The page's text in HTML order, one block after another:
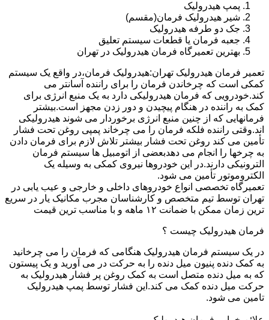
پمپ هیدرولیک
شیر هیدرولیک فرمان(مقسم)
جک دو طرفه هیدرولیک
جعبه فرمان یا قطعات سیستم تعلیق
بهترین تعمیرگاه فرمان هیدرولیک در تهران
تعمیر فرمان هیدرولیک تهران:هیدرولیک فرمان،در واقع یک سیستم
کمکی است که چرخاندن فرمان را برای راننده آسانتر می
کند.خودرویی که فرمان هیدرولیکی دارد به یک منبع انرژی برای
کمک به راننده در هنگام پیچیدن و دور زدن مجهز است.بیشتر
فرمانهایی که از چنین منبع انرژی برخوردار می شوند هیدرولیکی
اند.وقتی راننده فلکه فرمان را می چرخاند پمپی روغن تحت فشار
تأمین می کند روغن تحت فشار بیشتر تلاش لازم برای فرمان دادن
به چرخها را انجام می دهدبعضی از اتومبیل ها سیستم فرمان
الترونیکی دارند.در این خودروها نیروی کمکی به وسیله یک
الکتروموتور تأمین می شود.
تعمیرگاه تخصصی انواع خودروهای داخلی و خارجی و عیب یابی در
تهران توسط تیم متخصص و کارشناسان مجرب مکانیک یار در سریع
ترین زمان ممکن با ضمانت ۱۲ ماهه و با مناسب ترین قیمت
فرمان هیدرولیک چیست ؟
در یک سیستم فرمان هیدرولیک هنگامی که فرمان را می چرخانید
به کمک دنده پنیون میل دنده را به حرکت در می آورید و یک پیستون
که به میل دنده متصل است به کمک روغن پر فشار هیدرولیک به
حرکت میل دنده کمک می کند.این فشار توسط پمپ هیدرولیک
تامین می شود.